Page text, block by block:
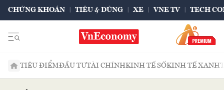
CHỨNG KHOÁN TIÊU & DÙNG XE VNE TV TECH
TIÊU ĐIỂMĐẦU TƯTÀI CHÍNHKINH TẾ SỐKINH TẾ XANH